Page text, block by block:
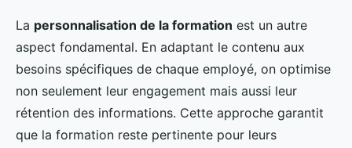
La personnalisation de la formation est un autre
aspect fondamental. En adaptant le contenu aux
besoins spécifiques de chaque employé, on optimise
non seulement leur engagement mais aussi leur
rétention des informations. Cette approche garantit
que la formation reste pertinente pour leurs